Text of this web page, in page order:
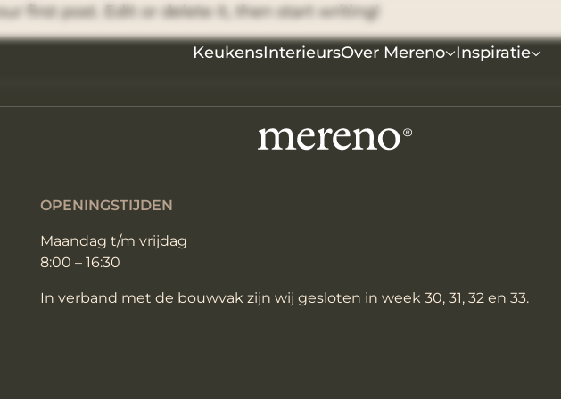
KeukensInterieursOver Mereno Inspiratie
first post. Edit or delete it, then start writing!
OPENINGSTIJDEN
Maandag t/m vrijdag
8:00 – 16:30
In verband met de bouwvak zijn wij gesloten in week 30, 31, 32 en 33.